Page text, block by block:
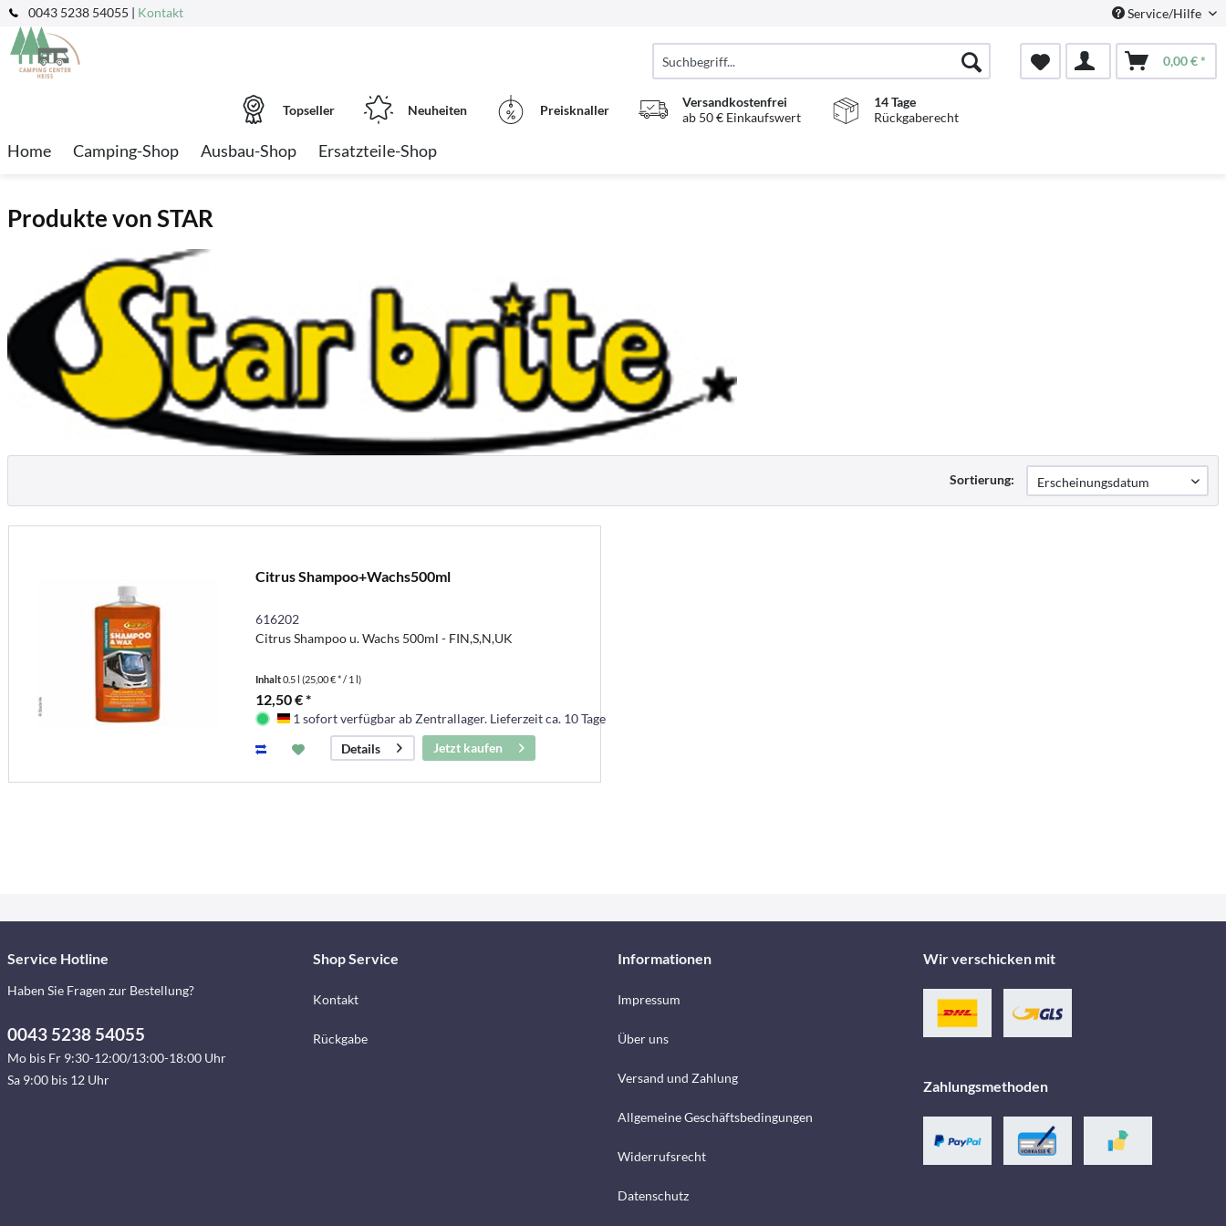
0043 5238 54055 | Kontakt Service/Hilfe
0,00 € *
Topseller Neuheiten Preisknaller
Versandkostenfrei
ab 50 € Einkaufswert
14 Tage
Rückgaberecht
Home Camping-Shop Ausbau-Shop Ersatzteile-Shop
Produkte von STAR
Sortierung:
Citrus Shampoo+Wachs500ml
616202
Citrus Shampoo u. Wachs 500ml - FIN,S,N,UK
Inhalt0.5 l (25,00 € * / 1 l)
12,50 € *
Deutschland
1 sofort verfügbar ab Zentrallager. Lieferzeit ca. 10 Tage
Details
Jetzt kaufen
Service Hotline
Haben Sie Fragen zur Bestellung?
0043 5238 54055
Mo bis Fr 9:30-12:00/13:00-18:00 Uhr
Sa 9:00 bis 12 Uhr
Shop Service
Kontakt
Rückgabe
Informationen
Impressum
Über uns
Versand und Zahlung
Allgemeine Geschäftsbedingungen
Widerrufsrecht
Datenschutz
Wir verschicken mit
Zahlungsmethoden